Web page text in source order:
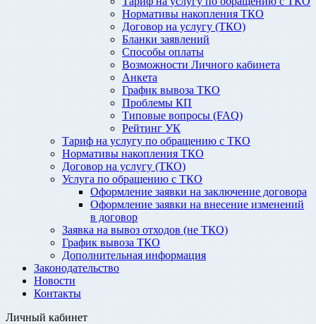
Нормативы накопления ТКО
Договор на услугу (ТКО)
Бланки заявлений
Способы оплаты
Возможности Личного кабинета
Анкета
График вывоза ТКО
Проблемы КП
Типовые вопросы (FAQ)
Рейтинг УК
Тариф на услугу по обращению с ТКО
Нормативы накопления ТКО
Договор на услугу (ТКО)
Услуга по обращению с ТКО
Оформление заявки на заключение договора
Оформление заявки на внесение изменений
в договор
Заявка на вывоз отходов (не ТКО)
График вывоза ТКО
Дополнительная информация
Законодательство
Новости
Контакты
Личный кабинет